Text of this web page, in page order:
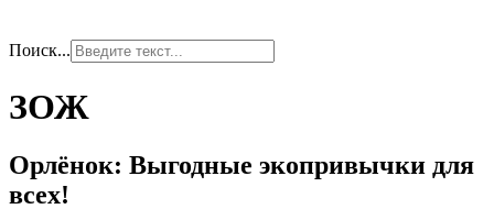
Поиск...
ЗОЖ
Орлёнок: Выгодные экопривычки для
всех!